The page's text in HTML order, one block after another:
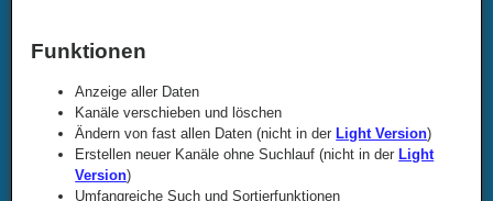
Funktionen
Anzeige aller Daten
Kanäle verschieben und löschen
Ändern von fast allen Daten (nicht in der Light Version)
Erstellen neuer Kanäle ohne Suchlauf (nicht in der Light
Version)
Umfangreiche Such und Sortierfunktionen